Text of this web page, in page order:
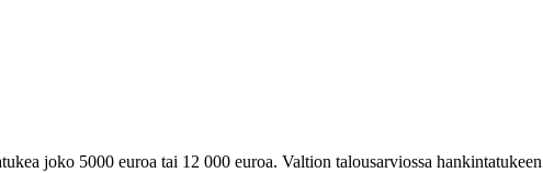
joko 5000 euroa tai 12 000 euroa. Valtion talousarviossa